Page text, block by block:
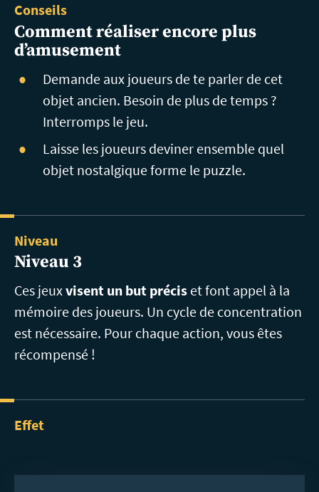
Conseils
Comment réaliser encore plus
d’amusement
Demande aux joueurs de te parler de cet
objet ancien. Besoin de plus de temps ?
Interromps le jeu.
Laisse les joueurs deviner ensemble quel
objet nostalgique forme le puzzle.
Niveau
Niveau 3
Ces jeuxvisent un but précis et font appel à la
mémoire des joueurs. Un cycle de concentration
est nécessaire. Pour chaque action, vous êtes
récompensé !
Effet